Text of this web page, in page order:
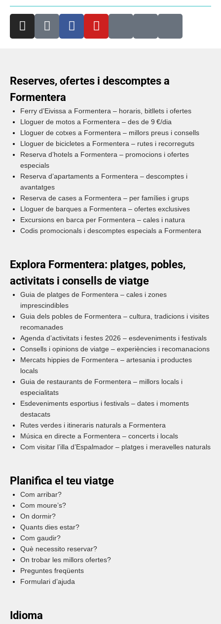
Reserves, ofertes i descomptes a
Formentera
Ferry d’Eivissa a Formentera – horaris, bitllets i ofertes
Lloguer de motos a Formentera – des de 9 €/dia
Lloguer de cotxes a Formentera – millors preus i consells
Lloguer de bicicletes a Formentera – rutes i recorreguts
Reserva d’hotels a Formentera – promocions i ofertes
especials
Reserva d’apartaments a Formentera – descomptes i
avantatges
Reserva de cases a Formentera – per famílies i grups
Lloguer de barques a Formentera – ofertes exclusives
Excursions en barca per Formentera – cales i natura
Codis promocionals i descomptes especials a Formentera
Explora Formentera: platges, pobles,
activitats i consells de viatge
Guia de platges de Formentera – cales i zones
imprescindibles
Guia dels pobles de Formentera – cultura, tradicions i visites
recomanades
Agenda d’activitats i festes 2026 – esdeveniments i festivals
Consells i opinions de viatge – experiències i recomanacions
Mercats hippies de Formentera – artesania i productes
locals
Guia de restaurants de Formentera – millors locals i
especialitats
Esdeveniments esportius i festivals – dates i moments
destacats
Rutes verdes i itineraris naturals a Formentera
Música en directe a Formentera – concerts i locals
Com visitar l’illa d’Espalmador – platges i meravelles naturals
Planifica el teu viatge
Com arribar?
Com moure’s?
On dormir?
Quants dies estar?
Com gaudir?
Què necessito reservar?
On trobar les millors ofertes?
Preguntes freqüents
Formulari d’ajuda
Idioma